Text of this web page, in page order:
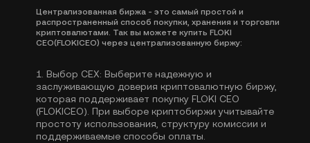
Централизованная биржа - это самый простой и
распространенный способ покупки, хранения и торговли
криптовалютами. Так вы можете купить FLOKI
CEO(FLOKICEO) через централизованную биржу:
1. Выбор CEX: Выберите надежную и
заслуживающую доверия криптовалютную биржу,
которая поддерживает покупку FLOKI CEO
(FLOKICEO). При выборе криптобиржи учитывайте
простоту использования, структуру комиссии и
поддерживаемые способы оплаты.